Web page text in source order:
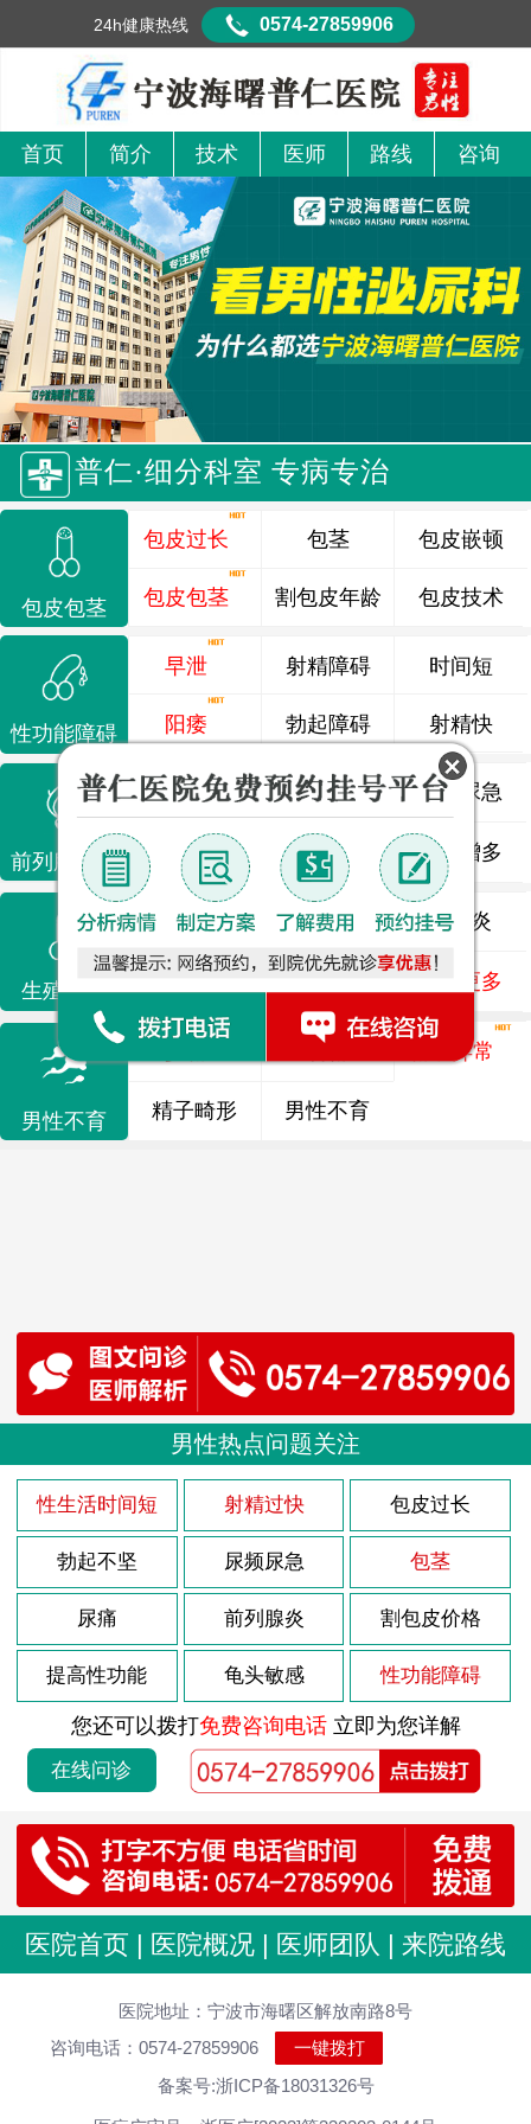
首页 简介 技术 医师 路线 咨询
普仁·细分科室 专病专治
包皮包茎
包皮过长
包皮包茎
包茎
割包皮年龄
包皮嵌顿
包皮技术
性功能障碍
早泄
阳痿
射精障碍
勃起障碍
时间短
射精快
前列腺疾病
前列腺炎 前列腺痛 尿频尿急
前列腺增生 排尿不畅 夜尿增多
生殖感染
龟头炎 睾丸炎 尿道炎
了解更多
男性不育
弱精 精液异常
精子畸形 男性不育
男性热点问题关注
性生活时间短 射精过快 包皮过长
勃起不坚 尿频尿急 包茎
尿痛 前列腺炎 割包皮价格
提高性功能 龟头敏感 性功能障碍
您还可以拨打免费咨询电话立即为您详解
在线问诊
医院首页 | 医院概况 | 医师团队 | 来院路线
医院地址：宁波市海曙区解放南路8号
咨询电话：0574-27859906
一键拨打
备案号:浙ICP备18031326号
24h健康热线 0574-27859906